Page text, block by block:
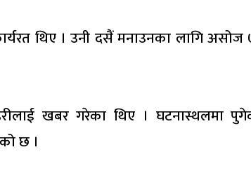
थिए । उनी दसैं मनाउनका लागि
खबर गरेका थिए । घटनास्थलमा
छ ।